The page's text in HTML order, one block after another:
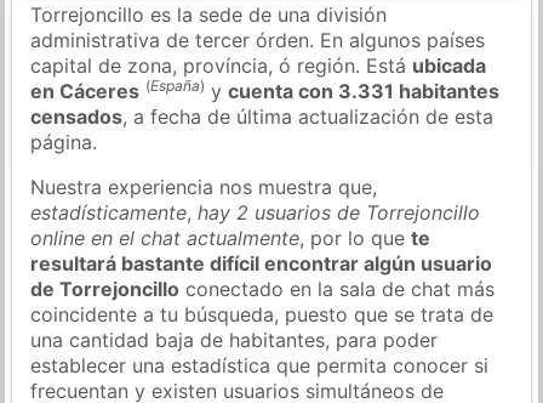
Torrejoncillo es la sede de una división
administrativa de tercer órden. En algunos países
capital de zona, província, ó región. Está ubicada
en Cáceres (España) ycuenta con 3.331 habitantes
censados, a fecha de última actualización de esta
página.
Nuestra experiencia nos muestra que,
estadísticamente,hay 2 usuarios de Torrejoncillo
online en el chat actualmente, por lo quete
resultará bastante difícil encontrar algún usuario
de Torrejoncillo conectado en la sala de chat más
coincidente a tu búsqueda, puesto que se trata de
una cantidad baja de habitantes, para poder
establecer una estadística que permita conocer si
frecuentan y existen usuarios simultáneos de